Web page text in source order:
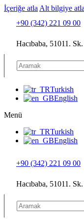
İçeriğe atla Alt bilgiye atla
+90 (342) 221 09 00
Hacıbaba, 51011.
Turkish
English
Menü
Turkish
English
+90 (342) 221 09 00
Hacıbaba, 51011.